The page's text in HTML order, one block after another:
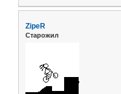
ZipeR
Старожил